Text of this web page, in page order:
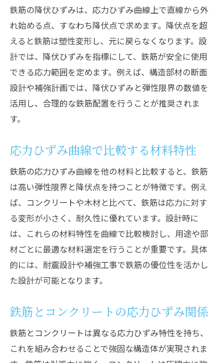
鉄筋の降伏ひずみは、応力ひずみ曲線上で直線から外
れ始める点、すなわち降伏点で求めます。降伏点を超
えると鉄筋は塑性変形し、元に戻らなくなります。設
計では、降伏ひずみを指標にして、鉄筋が安全に使用
できる応力範囲を定めます。例えば、構造部材の断面
設計や補強計画では、降伏ひずみと弾性限界の数値を
活用し、合理的な鉄筋配置を行うことが推奨されま
す。
応力ひずみ曲線で比較する材料特性
鉄筋の応力ひずみ曲線を他の材料と比較すると、鉄筋
は高い弾性限界と降伏点を持つことが特徴です。例え
ば、コンクリートや木材と比べて、鉄筋は応力に対す
る変形が小さく、耐久性に優れています。設計時に
は、これらの材料特性を曲線で比較検討し、用途や部
材ごとに最適な材料選定を行うことが重要です。具体
的には、耐震設計や補強工事で鉄筋の優位性を活かし
た設計が可能となります。
鉄筋とコンクリートの応力ひずみ関係
鉄筋とコンクリートは異なる応力ひずみ特性を持ち、
これを組み合わせることで強固な構造体が実現されま